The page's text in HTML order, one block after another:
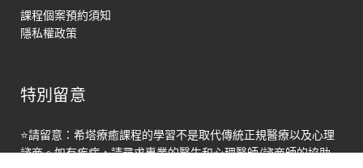
課程個案預約須知
隱私權政策
特別留意
⭐請留意：希塔療癒課程的學習不是取代傳統正規醫療以及心理
諮商。如有疾病，請尋求專業的醫生和心理醫師/諮商師的協助
Open
chaty